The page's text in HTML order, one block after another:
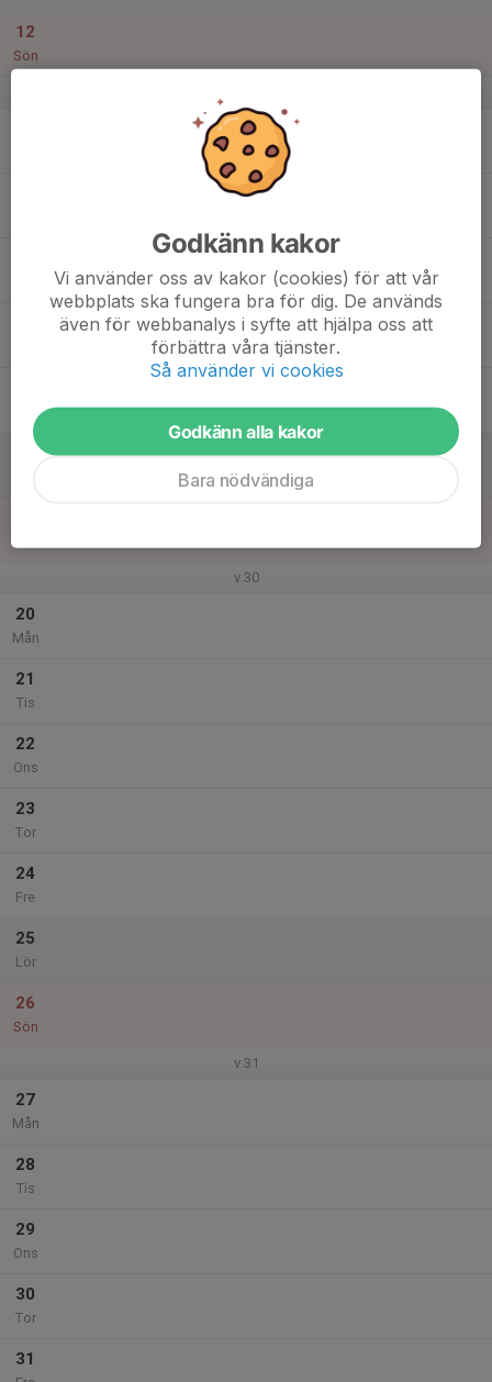
12
Sön
v.30
20
Mån
21
Tis
22
Ons
23
Tor
24
Fre
25
Lör
26
Sön
v.31
27
Mån
28
Tis
29
Ons
30
Tor
31
Godkänn kakor
Vi använder oss av kakor (cookies) för att vår
webbplats ska fungera bra för dig. De används
även för webbanalys i syfte att hjälpa oss att
förbättra våra tjänster.
Så använder vi cookies
Godkänn alla kakor
Bara nödvändiga